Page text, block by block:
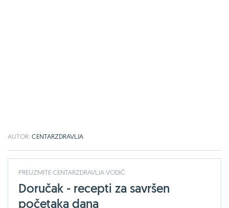
AUTOR: CENTARZDRAVLJA
PREUZMITE CENTARZDRAVLJA VODIČ
Doručak - recepti za savršen
početaka dana